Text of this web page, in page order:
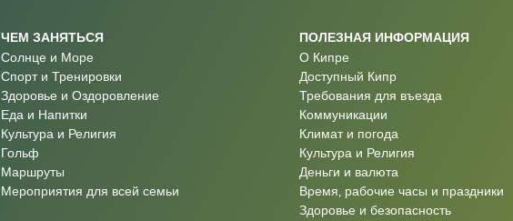
ЧЕМ ЗАНЯТЬСЯ
Солнце и Море
Спорт и Тренировки
Здоровье и Оздоровление
Еда и Напитки
Культура и Религия
Гольф
Маршруты
Мероприятия для всей семьи
ПОЛЕЗНАЯ ИНФОРМАЦИЯ
О Кипре
Доступный Кипр
Требования для въезда
Коммуникации
Климат и погода
Культура и Религия
Деньги и валюта
Время, рабочие часы и праздники
Здоровье и безопасность